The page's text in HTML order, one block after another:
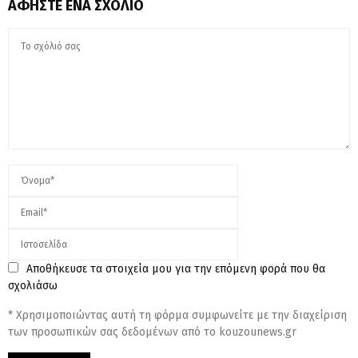
ΑΦΉΣΤΕ ΈΝΑ ΣΧΌΛΙΟ
Αποθήκευσε τα στοιχεία μου για την επόμενη φορά που θα
σχολιάσω
* Χρησιμοποιώντας αυτή τη φόρμα συμφωνείτε με την διαχείριση
των προσωπικών σας δεδομένων από το kouzounews.gr